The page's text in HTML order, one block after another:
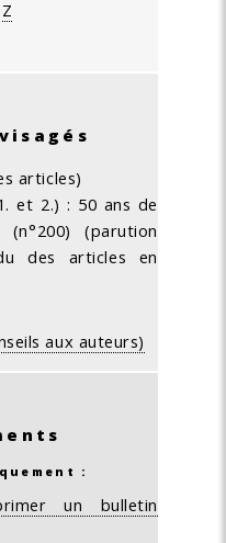
Z
articles)
et 2.) : 50 ans de
(n°200) (parution
des articles en
aux auteurs)
:
un bulletin